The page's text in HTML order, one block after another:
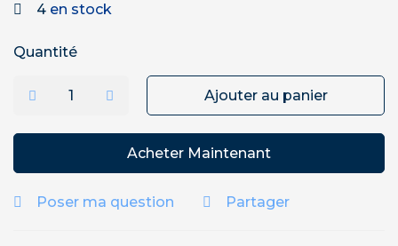
4 en stock
Quantité
Ajouter au panier
Acheter Maintenant
Poser ma question Partager